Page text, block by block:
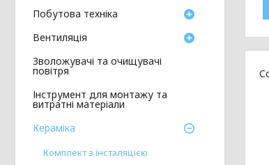
Побутова техніка
Вентиляція
Зволожувачі та очищувачі
повітря
Інструмент для монтажу та
витратні матеріали
Кераміка
Комплект з інсталяцією